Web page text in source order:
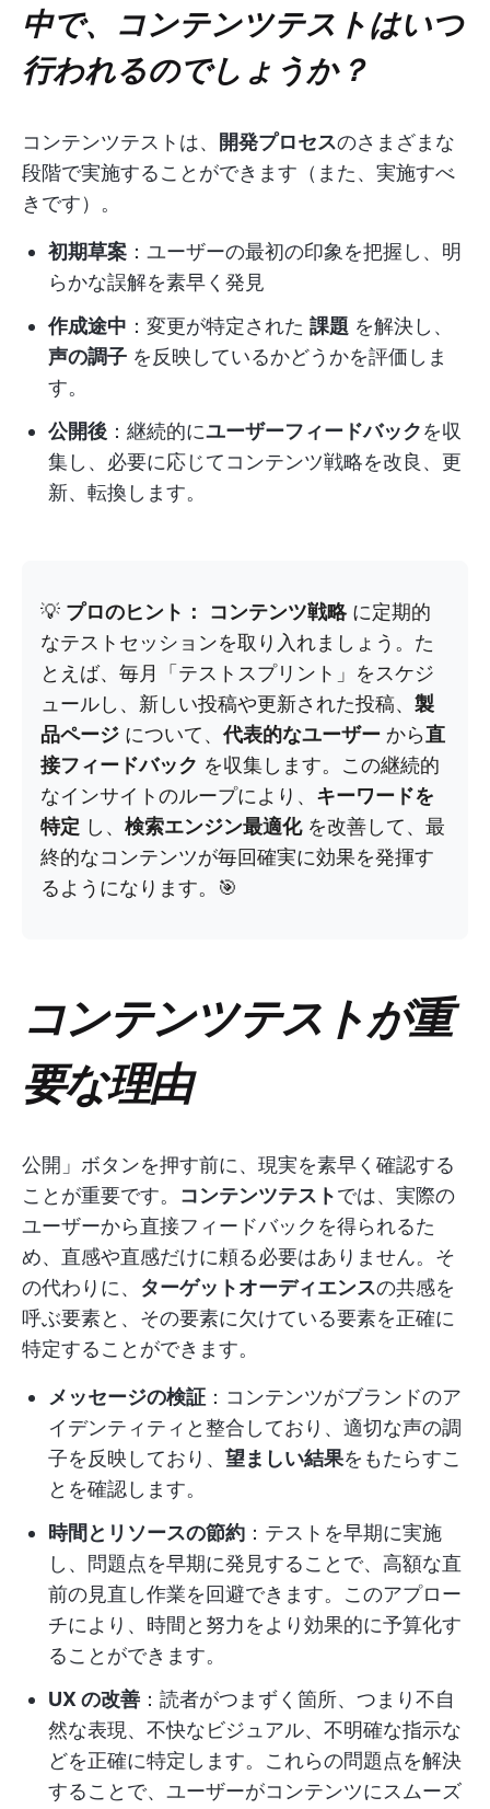
中で、コンテンツテストはいつ
行われるのでしょうか？
コンテンツテストは、 開発プロセスのさまざまな
段階で実施することができます（また、実施すべ
きです）。
初期草案 ：ユーザーの最初の印象を把握し、明
らかな誤解を素早く発見
作成途中 ：変更が特定された 課題 を解決し、
声の調子 を反映しているかどうかを評価しま
す。
公開後 ：継続的にユーザーフィードバックを収
集し、必要に応じてコンテンツ戦略を改良、更
新、転換します。
💡 プロのヒント： コンテンツ戦略 に定期的
なテストセッションを取り入れましょう。た
とえば、毎月「テストスプリント」をスケジ
ュールし、新しい投稿や更新された投稿、 製
品ページ について、代表的なユーザー から直
接フィードバック を収集します。この継続的
なインサイトのループにより、 キーワードを
特定 し、 検索エンジン最適化を改善して、最
終的なコンテンツが毎回確実に効果を発揮す
るようになります。🎯
コンテンツテストが重
要な理由
公開」ボタンを押す前に、現実を素早く確認する
ことが重要です。 コンテンツテストでは、実際の
ユーザーから直接フィードバックを得られるた
め、直感や直感だけに頼る必要はありません。そ
の代わりに、 ターゲットオーディエンスの共感を
呼ぶ要素と、その要素に欠けている要素を正確に
特定することができます。
メッセージの検証 ：コンテンツがブランドのア
イデンティティと整合しており、適切な声の調
子を反映しており、 望ましい結果をもたらすこ
とを確認します。
時間とリソースの節約 ：テストを早期に実施
し、問題点を早期に発見することで、高額な直
前の見直し作業を回避できます。このアプロー
チにより、時間と努力をより効果的に予算化す
ることができます。
UX の改善 ：読者がつまずく箇所、つまり不自
然な表現、不快なビジュアル、不明確な指示な
どを正確に特定します。これらの問題点を解決
することで、ユーザーがコンテンツにスムーズ